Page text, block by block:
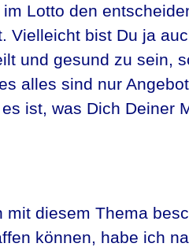
Lotto den
Vielleicht bist Du ja
und gesund zu sein,
alles sind nur
ist, was Dich Deiner
diesem Thema
können, habe ich